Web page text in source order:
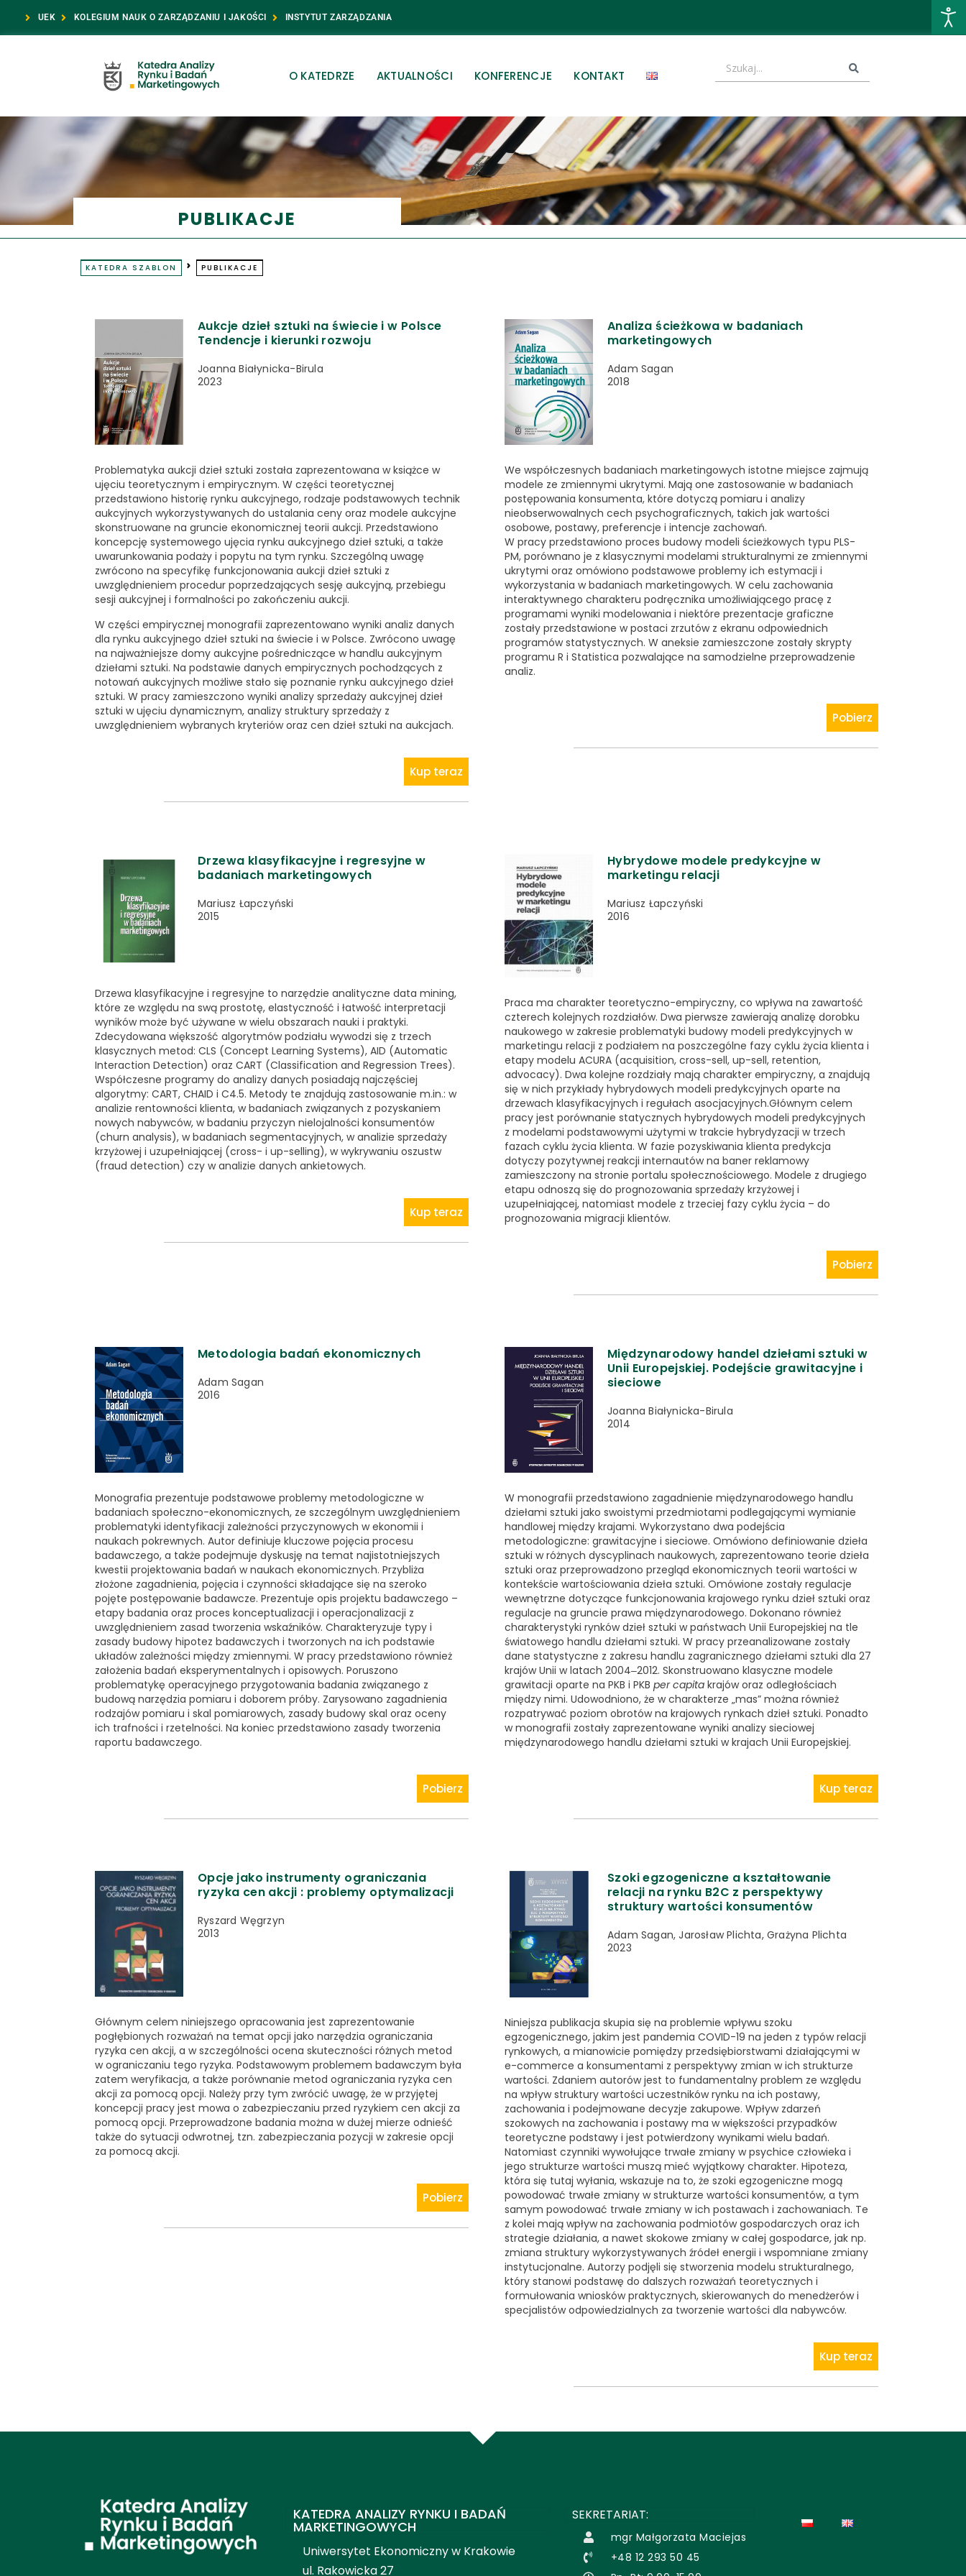
UEK KOLEGIUM NAUK O ZARZĄDZANIU I JAKOŚCI INSTYTUT ZARZĄDZANIA
O KATEDRZE AKTUALNOŚCI KONFERENCJE KONTAKT
PUBLIKACJE
KATEDRA SZABLON PUBLIKACJE
KATEDRA SZABLON PUBLIKACJE
Aukcje dzieł sztuki na świecie i w Polsce
Tendencje i kierunki rozwoju
Joanna Białynicka-Birula
2023
Problematyka aukcji dzieł sztuki została zaprezentowana w książce w
ujęciu teoretycznym i empirycznym. W części teoretycznej
przedstawiono historię rynku aukcyjnego, rodzaje podstawowych technik
aukcyjnych wykorzystywanych do ustalania ceny oraz modele aukcyjne
skonstruowane na gruncie ekonomicznej teorii aukcji. Przedstawiono
koncepcję systemowego ujęcia rynku aukcyjnego dzieł sztuki, a także
uwarunkowania podaży i popytu na tym rynku. Szczególną uwagę
zwrócono na specyfikę funkcjonowania aukcji dzieł sztuki z
uwzględnieniem procedur poprzedzających sesję aukcyjną, przebiegu
sesji aukcyjnej i formalności po zakończeniu aukcji.
W części empirycznej monografii zaprezentowano wyniki analiz danych
dla rynku aukcyjnego dzieł sztuki na świecie i w Polsce. Zwrócono uwagę
na najważniejsze domy aukcyjne pośredniczące w handlu aukcyjnym
dziełami sztuki. Na podstawie danych empirycznych pochodzących z
notowań aukcyjnych możliwe stało się poznanie rynku aukcyjnego dzieł
sztuki. W pracy zamieszczono wyniki analizy sprzedaży aukcyjnej dzieł
sztuki w ujęciu dynamicznym, analizy struktury sprzedaży z
uwzględnieniem wybranych kryteriów oraz cen dzieł sztuki na aukcjach.
Kup teraz
Analiza ścieżkowa w badaniach
marketingowych
Adam Sagan
2018
We współczesnych badaniach marketingowych istotne miejsce zajmują
modele ze zmiennymi ukrytymi. Mają one zastosowanie w badaniach
postępowania konsumenta, które dotyczą pomiaru i analizy
nieobserwowalnych cech psychograficznych, takich jak wartości
osobowe, postawy, preferencje i intencje zachowań.
W pracy przedstawiono proces budowy modeli ścieżkowych typu PLS-
PM, porównano je z klasycznymi modelami strukturalnymi ze zmiennymi
ukrytymi oraz omówiono podstawowe problemy ich estymacji i
wykorzystania w badaniach marketingowych. W celu zachowania
interaktywnego charakteru podręcznika umożliwiającego pracę z
programami wyniki modelowania i niektóre prezentacje graficzne
zostały przedstawione w postaci zrzutów z ekranu odpowiednich
programów statystycznych. W aneksie zamieszczone zostały skrypty
programu R i Statistica pozwalające na samodzielne przeprowadzenie
analiz.
Pobierz
Drzewa klasyfikacyjne i regresyjne w
badaniach marketingowych
Mariusz Łapczyński
2015
Drzewa klasyfikacyjne i regresyjne to narzędzie analityczne data mining,
które ze względu na swą prostotę, elastyczność i łatwość interpretacji
wyników może być używane w wielu obszarach nauki i praktyki.
Zdecydowana większość algorytmów podziału wywodzi się z trzech
klasycznych metod: CLS (Concept Learning Systems), AID (Automatic
Interaction Detection) oraz CART (Classification and Regression Trees).
Współczesne programy do analizy danych posiadają najczęściej
algorytmy: CART, CHAID i C4.5. Metody te znajdują zastosowanie m.in.: w
analizie rentowności klienta, w badaniach związanych z pozyskaniem
nowych nabywców, w badaniu przyczyn nielojalności konsumentów
(churn analysis), w badaniach segmentacyjnych, w analizie sprzedaży
krzyżowej i uzupełniającej (cross- i up-selling), w wykrywaniu oszustw
(fraud detection) czy w analizie danych ankietowych.
Kup teraz
Hybrydowe modele predykcyjne w
marketingu relacji
Mariusz Łapczyński
2016
Praca ma charakter teoretyczno-empiryczny, co wpływa na zawartość
czterech kolejnych rozdziałów. Dwa pierwsze zawierają analizę dorobku
naukowego w zakresie problematyki budowy modeli predykcyjnych w
marketingu relacji z podziałem na poszczególne fazy cyklu życia klienta i
etapy modelu ACURA (acquisition, cross-sell, up-sell, retention,
advocacy). Dwa kolejne rozdziały mają charakter empiryczny, a znajdują
się w nich przykłady hybrydowych modeli predykcyjnych oparte na
drzewach klasyfikacyjnych i regułach asocjacyjnych.Głównym celem
pracy jest porównanie statycznych hybrydowych modeli predykcyjnych
z modelami podstawowymi użytymi w trakcie hybrydyzacji w trzech
fazach cyklu życia klienta. W fazie pozyskiwania klienta predykcja
dotyczy pozytywnej reakcji internautów na baner reklamowy
zamieszczony na stronie portalu społecznościowego. Modele z drugiego
etapu odnoszą się do prognozowania sprzedaży krzyżowej i
uzupełniającej, natomiast modele z trzeciej fazy cyklu życia – do
prognozowania migracji klientów.
Pobierz
Metodologia badań ekonomicznych
Adam Sagan
2016
Monografia prezentuje podstawowe problemy metodologiczne w
badaniach społeczno-ekonomicznych, ze szczególnym uwzględnieniem
problematyki identyfikacji zależności przyczynowych w ekonomii i
naukach pokrewnych. Autor definiuje kluczowe pojęcia procesu
badawczego, a także podejmuje dyskusję na temat najistotniejszych
kwestii projektowania badań w naukach ekonomicznych. Przybliża
złożone zagadnienia, pojęcia i czynności składające się na szeroko
pojęte postępowanie badawcze. Prezentuje opis projektu badawczego –
etapy badania oraz proces konceptualizacji i operacjonalizacji z
uwzględnieniem zasad tworzenia wskaźników. Charakteryzuje typy i
zasady budowy hipotez badawczych i tworzonych na ich podstawie
układów zależności między zmiennymi. W pracy przedstawiono również
założenia badań eksperymentalnych i opisowych. Poruszono
problematykę operacyjnego przygotowania badania związanego z
budową narzędzia pomiaru i doborem próby. Zarysowano zagadnienia
rodzajów pomiaru i skal pomiarowych, zasady budowy skal oraz oceny
ich trafności i rzetelności. Na koniec przedstawiono zasady tworzenia
raportu badawczego.
Pobierz
Międzynarodowy handel dziełami sztuki w
Unii Europejskiej. Podejście grawitacyjne i
sieciowe
Joanna Białynicka-Birula
2014
W monografii przedstawiono zagadnienie międzynarodowego handlu
dziełami sztuki jako swoistymi przedmiotami podlegającymi wymianie
handlowej między krajami. Wykorzystano dwa podejścia
metodologiczne: grawitacyjne i sieciowe. Omówiono definiowanie dzieła
sztuki w różnych dyscyplinach naukowych, zaprezentowano teorie dzieła
sztuki oraz przeprowadzono przegląd ekonomicznych teorii wartości w
kontekście wartościowania dzieła sztuki. Omówione zostały regulacje
wewnętrzne dotyczące funkcjonowania krajowego rynku dzieł sztuki oraz
regulacje na gruncie prawa międzynarodowego. Dokonano również
charakterystyki rynków dzieł sztuki w państwach Unii Europejskiej na tle
światowego handlu dziełami sztuki. W pracy przeanalizowane zostały
dane statystyczne z zakresu handlu zagranicznego dziełami sztuki dla 27
krajów Unii w latach 2004‒2012. Skonstruowano klasyczne modele
grawitacji oparte na PKB i PKB per capita krajów oraz odległościach
między nimi. Udowodniono, że w charakterze „mas” można również
rozpatrywać poziom obrotów na krajowych rynkach dzieł sztuki. Ponadto
w monografii zostały zaprezentowane wyniki analizy sieciowej
międzynarodowego handlu dziełami sztuki w krajach Unii Europejskiej.
Kup teraz
Opcje jako instrumenty ograniczania
ryzyka cen akcji : problemy optymalizacji
Ryszard Węgrzyn
2013
Głównym celem niniejszego opracowania jest zaprezentowanie
pogłębionych rozważań na temat opcji jako narzędzia ograniczania
ryzyka cen akcji, a w szczególności ocena skuteczności różnych metod
w ograniczaniu tego ryzyka. Podstawowym problemem badawczym była
zatem weryfikacja, a także porównanie metod ograniczania ryzyka cen
akcji za pomocą opcji. Należy przy tym zwrócić uwagę, że w przyjętej
koncepcji pracy jest mowa o zabezpieczaniu przed ryzykiem cen akcji za
pomocą opcji. Przeprowadzone badania można w dużej mierze odnieść
także do sytuacji odwrotnej, tzn. zabezpieczania pozycji w zakresie opcji
za pomocą akcji.
Pobierz
Szoki egzogeniczne a kształtowanie
relacji na rynku B2C z perspektywy
struktury wartości konsumentów
Adam Sagan, Jarosław Plichta, Grażyna Plichta
2023
Niniejsza publikacja skupia się na problemie wpływu szoku
egzogenicznego, jakim jest pandemia COVID-19 na jeden z typów relacji
rynkowych, a mianowicie pomiędzy przedsiębiorstwami działającymi w
e-commerce a konsumentami z perspektywy zmian w ich strukturze
wartości. Zdaniem autorów jest to fundamentalny problem ze względu
na wpływ struktury wartości uczestników rynku na ich postawy,
zachowania i podejmowane decyzje zakupowe. Wpływ zdarzeń
szokowych na zachowania i postawy ma w większości przypadków
teoretyczne podstawy i jest potwierdzony wynikami wielu badań.
Natomiast czynniki wywołujące trwałe zmiany w psychice człowieka i
jego strukturze wartości muszą mieć wyjątkowy charakter. Hipoteza,
która się tutaj wyłania, wskazuje na to, że szoki egzogeniczne mogą
powodować trwałe zmiany w strukturze wartości konsumentów, a tym
samym powodować trwałe zmiany w ich postawach i zachowaniach. Te
z kolei mają wpływ na zachowania podmiotów gospodarczych oraz ich
strategie działania, a nawet skokowe zmiany w całej gospodarce, jak np.
zmiana struktury wykorzystywanych źródeł energii i wspomniane zmiany
instytucjonalne. Autorzy podjęli się stworzenia modelu strukturalnego,
który stanowi podstawę do dalszych rozważań teoretycznych i
formułowania wniosków praktycznych, skierowanych do menedżerów i
specjalistów odpowiedzialnych za tworzenie wartości dla nabywców.
Kup teraz
KATEDRA ANALIZY RYNKU I BADAŃ
MARKETINGOWYCH
Uniwersytet Ekonomiczny w Krakowie
ul. Rakowicka 27
SEKRETARIAT:
mgr Małgorzata Maciejas
+48 12 293 50 45